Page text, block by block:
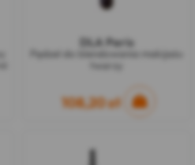
DLA Paris
Pędzel do blendowania makijażu
108,20 zł